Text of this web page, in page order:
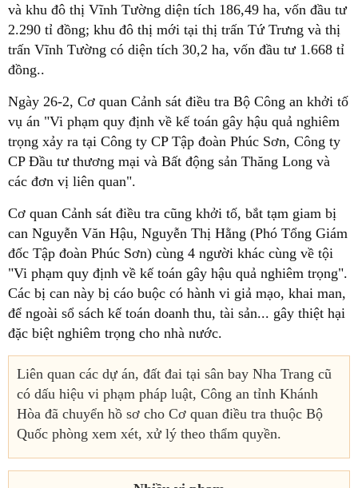
và khu đô thị Vĩnh Tường diện tích 186,49 ha, vốn đầu tư
2.290 tỉ đồng; khu đô thị mới tại thị trấn Tứ Trưng và thị
trấn Vĩnh Tường có diện tích 30,2 ha, vốn đầu tư 1.668 tỉ
đồng..
Ngày 26-2, Cơ quan Cảnh sát điều tra Bộ Công an khởi tố
vụ án "Vi phạm quy định về kế toán gây hậu quả nghiêm
trọng xảy ra tại Công ty CP Tập đoàn Phúc Sơn, Công ty
CP Đầu tư thương mại và Bất động sản Thăng Long và
các đơn vị liên quan".
Cơ quan Cảnh sát điều tra cũng khởi tố, bắt tạm giam bị
can Nguyễn Văn Hậu, Nguyễn Thị Hằng (Phó Tổng Giám
đốc Tập đoàn Phúc Sơn) cùng 4 người khác cùng về tội
"Vi phạm quy định về kế toán gây hậu quả nghiêm trọng".
Các bị can này bị cáo buộc có hành vi giả mạo, khai man,
để ngoài sổ sách kế toán doanh thu, tài sản... gây thiệt hại
đặc biệt nghiêm trọng cho nhà nước.
Liên quan các dự án, đất đai tại sân bay Nha Trang cũ
có dấu hiệu vi phạm pháp luật, Công an tỉnh Khánh
Hòa đã chuyển hồ sơ cho Cơ quan điều tra thuộc Bộ
Quốc phòng xem xét, xử lý theo thẩm quyền.